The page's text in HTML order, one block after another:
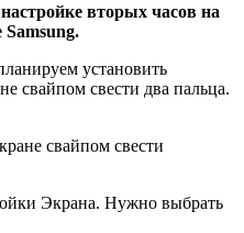
вторых часов на
Samsung.
установить
свайпом свести два пальца.
свайпом свести
Экрана. Нужно выбрать